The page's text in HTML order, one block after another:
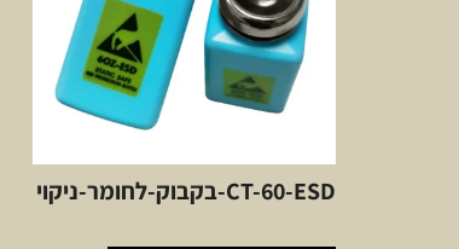
CT-60-ESD-בקבוק-לחומר-ניקוי